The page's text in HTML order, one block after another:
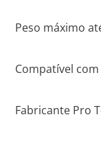
Peso máximo
Compatível
Fabricante Pro